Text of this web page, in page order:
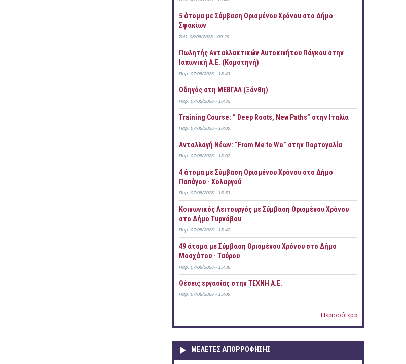
5 άτομα με Σύμβαση Ορισμένου Χρόνου στο Δήμο
Σφακίων
Σάβ, 08/08/2026 - 00:29
Πωλητής Ανταλλακτικών Αυτοκινήτου Πάγκου στην
Ιαπωνική Α.Ε. (Κομοτηνή)
Παρ, 07/08/2026 - 18:43
Οδηγός στη ΜΕΒΓΑΛ (Ξάνθη)
Παρ, 07/08/2026 - 16:32
Training Course: “ Deep Roots, New Paths” στην Ιταλία
Παρ, 07/08/2026 - 16:05
Ανταλλαγή Νέων: “From Me to We” στην Πορτογαλία
Παρ, 07/08/2026 - 16:02
4 άτομα με Σύμβαση Ορισμένου Χρόνου στο Δήμο
Παπάγου - Χολαργού
Παρ, 07/08/2026 - 15:53
Κοινωνικός Λειτουργός με Σύμβαση Ορισμένου Χρόνου
στο Δήμο Τυρνάβου
Παρ, 07/08/2026 - 15:42
49 άτομα με Σύμβαση Ορισμένου Χρόνου στο Δήμο
Μοσχάτου - Ταύρου
Παρ, 07/08/2026 - 15:36
Θέσεις εργασίας στην ΤΕΧΝΗ Α.Ε.
Παρ, 07/08/2026 - 15:09
Περισσότερα
ΜΕΛΕΤΕΣ ΑΠΟΡΡΟΦΗΣΗΣ